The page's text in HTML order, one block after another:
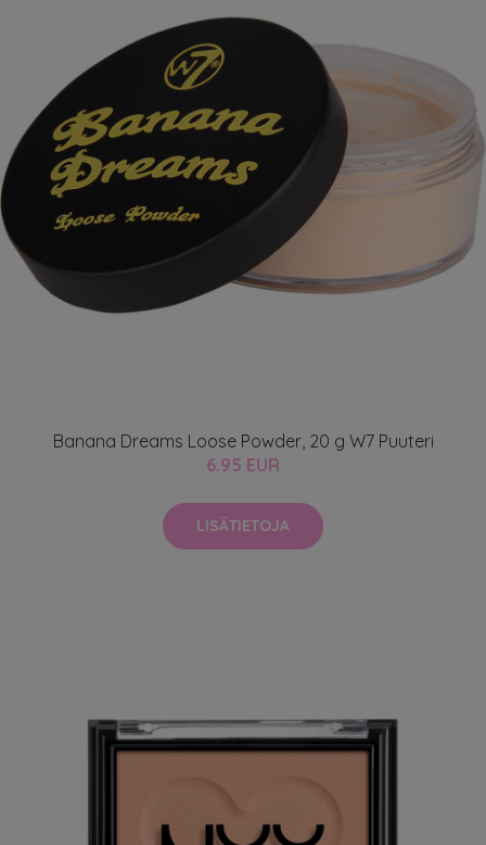
Banana Dreams Loose Powder, 20 g W7 Puuteri
6.95 EUR
LISÄTIETOJA